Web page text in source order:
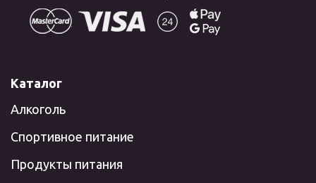
Каталог
Алкоголь
Спортивное питание
Продукты питания